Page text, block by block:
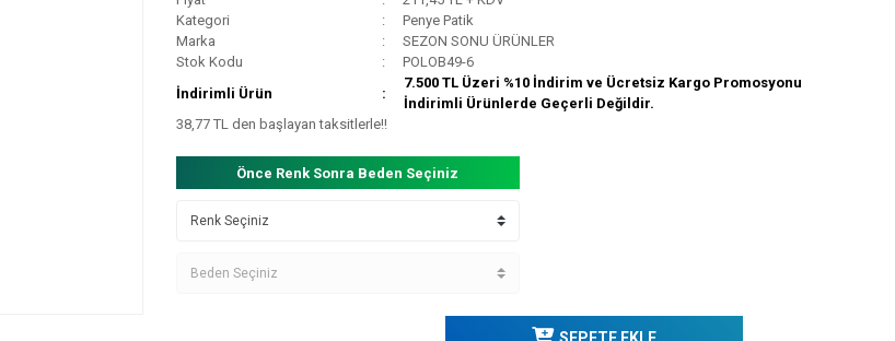
Kategori
Penye Patik
Marka
SEZON SONU ÜRÜNLER
Stok Kodu
POLOB49-6
İndirimli Ürün
7.500 TL Üzeri %10 İndirim ve Ücretsiz Kargo Promosyonu
İndirimli Ürünlerde Geçerli Değildir.
38,77 TL den başlayan taksitlerle!!
Önce Renk Sonra Beden Seçiniz
SEPETE EKLE